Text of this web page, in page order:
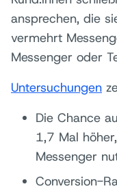
ansprechen, die
vermehrt
Messenger oder
Untersuchungen
Die Chance
1,7 Mal
Messenger
Conversion-